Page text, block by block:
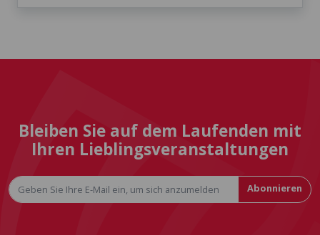
Bleiben Sie auf dem Laufenden mit
Ihren Lieblingsveranstaltungen
Abonnieren